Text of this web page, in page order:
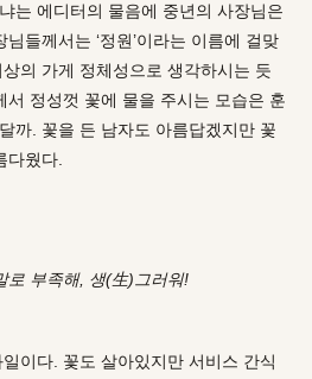
는 에디터의 물음에 중년의 사장님은
들께서는 ‘정원’이라는 이름에 걸맞
의 가게 정체성으로 생각하시는 듯
서 정성껏 꽃에 물을 주시는 모습은 훈
까. 꽃을 든 남자도 아름답겠지만 꽃
다웠다.
로 부족해, 생(生)그러워!
이다. 꽃도 살아있지만 서비스 간식